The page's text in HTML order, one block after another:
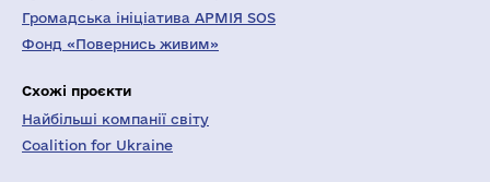
Громадська ініціатива АРМІЯ SOS
Фонд «Повернись живим»
Схожі проєкти
Найбільші компанії світу
Coalition for Ukraine